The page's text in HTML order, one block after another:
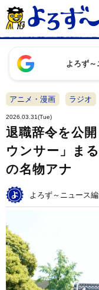
よろず
アニメ・漫画 ラジオ
2026.03.31(Tue)
退職辞令を公
ウンサー」ま
の名物アナ
よろず～ニュース